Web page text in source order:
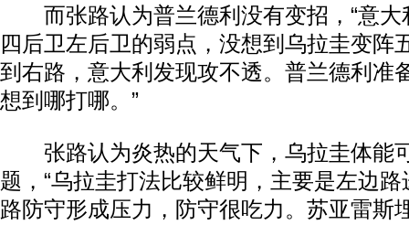
而张路认为普兰德利没有变招，“意大
四后卫左后卫的弱点，没想到乌拉圭变阵
到右路，意大利发现攻不透。普兰德利准
想到哪打哪。”
张路认为炎热的天气下，乌拉圭体能
题，“乌拉圭打法比较鲜明，主要是左边
路防守形成压力，防守很吃力。苏亚雷斯